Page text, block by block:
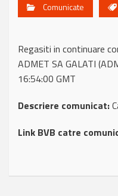
Comunicate
Regasiti in continuare
ADMET SA GALATI
16:54:00 GMT
Descriere comunicat:
Link BVB catre